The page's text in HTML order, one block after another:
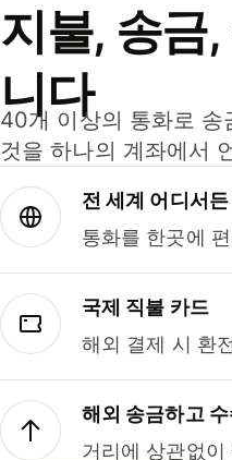
지불, 송금
니다
40개 이상의 통화로 송
것을 하나의 계좌에서
전 세계 어디서
통화를 한곳에
국제 직불 카드
해외 결제 시 환
해외 송금하고
거리에 상관없